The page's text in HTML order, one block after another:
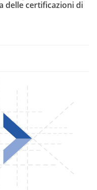
delle certificazioni di